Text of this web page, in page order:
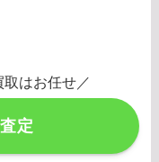
はお任せ／
定